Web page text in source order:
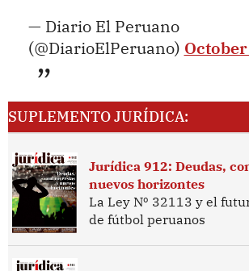
— Diario El Peruano
(@DiarioElPeruano)
SUPLEMENTO JURÍDICA:
Jurídica 912: Deudas,
nuevos horizontes
La Ley Nº 32113 y el
de fútbol peruanos